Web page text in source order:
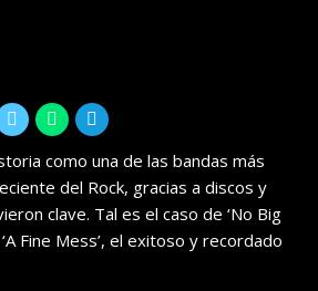
como una de las bandas más
del Rock, gracias a discos y
clave. Tal es el caso de ‘No Big
Fine Mess’, el exitoso y recordado